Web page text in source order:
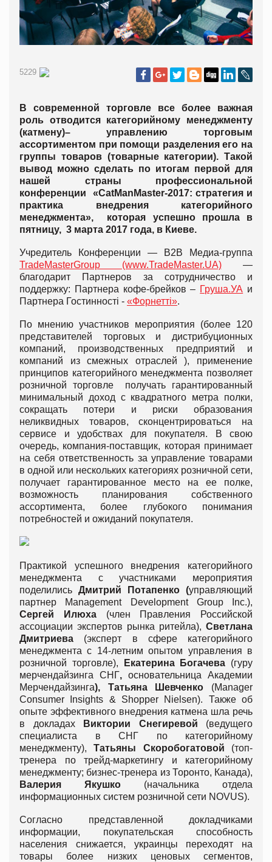
5229
В современной торговле все более важная
роль отводится категорийному менеджменту
(катмену)– управлению торговым
ассортиментом при помощи разделения его на
группы товаров (товарные категории). Такой
вывод можно сделать по итогам первой для
нашей страны профессиональной
конференции «CatManMaster-2017: стратегия и
практика внедрения категорийного
менеджмента», которая успешно прошла в
пятницу, 3 марта 2017 года, в Киеве.
Учредитель Конференции — B2B Медиа-группа
TradeMasterGroup (www.TradeMaster.UA)—
благодарит Партнеров за сотрудничество и
поддержку: Партнера кофе-брейков – Груша.УА и
Партнера Гостинності - «Форнетті».
По мнению участников мероприятия (более 120
представителей торговых и дистрибуционных
компаний, производственных предприятий и
компаний из смежных отраслей ), применение
принципов категорийного менеджмента позволяет
розничной торговле получать гарантированный
минимальный доход с квадратного метра полки,
сокращать потери и риски образования
неликвидных товаров, сконцентрироваться на
сервисе и удобствах для покупателя. В свою
очередь, компания-поставщик, которая принимает
на себя ответственность за управление товарами
в одной или нескольких категориях розничной сети,
получает гарантированное место на ее полке,
возможность планирования собственного
ассортимента, более глубокого понимания
потребностей и ожиданий покупателя.
Практикой успешного внедрения категорийного
менеджмента с участниками мероприятия
поделились Дмитрий Потапенко (управляющий
партнер Management Development Group Inc.),
Сергей Илюха(член Правления Российской
ассоциации экспертов рынка ритейла), Светлана
Дмитриева (эксперт в сфере категорийного
менеджмента с 14-летним опытом управления в
розничной торговле),
Екатерина Богачева (гуру
мерчендайзинга СНГ, основательница Академии
Мерчендайзинга), Татьяна Шевченко (Manager
Consumer Insights & Shopper Nielsen). Также об
опыте эффективного внедрения катмена шла речь
в докладах
Виктории Снегиревой (ведущего
специалиста в СНГ по категорийному
менеджменту),Татьяны Скоробогатовой (топ-
тренера по трейд-маркетингу и категорийному
менеджменту; бизнес-тренера из Торонто, Канада),
Валерия Якушко (начальника отдела
информационных систем розничной сети NOVUS).
Согласно представленной докладчиками
информации, покупательская способность
населения снижается, украинцы переходят на
товары более низких ценовых сегментов,